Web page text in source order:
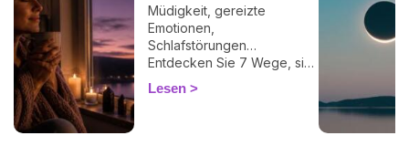
Müdigkeit, gereizte
Emotionen,
Schlafstörungen…
Entdecken Sie 7 Wege, sich
bei einer Finsternis
energetisch zu schützen
Lesen